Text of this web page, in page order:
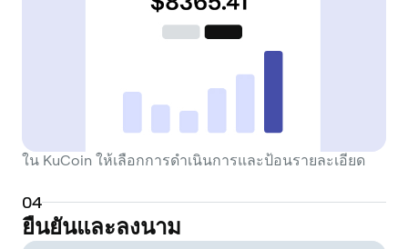
ใน KuCoin ให้เลือกการดำเนินการและป้อนรายละเอียด
04
ยืนยันและลงนาม